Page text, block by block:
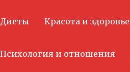
Диеты Красота и здоровье
Психология и отношения